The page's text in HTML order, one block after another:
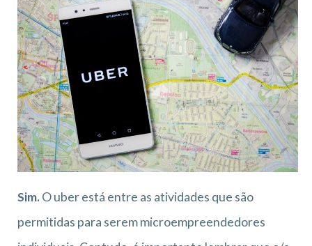
Sim.O uber está entre as atividades que são
permitidas para serem microempreendedores